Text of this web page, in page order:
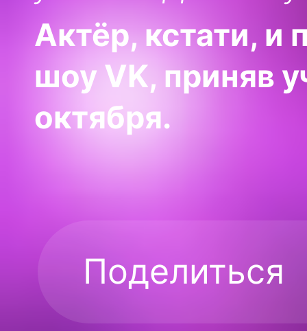
Актёр, кстати, и
шоу VK, приняв
октября.
Поделиться